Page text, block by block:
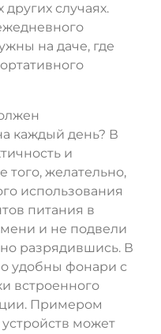
случаях.
на даче, где
каждый день? В
и
желательно,
использования
питания в
и не подвели
разрядившись. В
удобны фонари с
встроенного
Примером
может